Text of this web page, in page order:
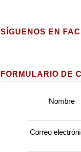
SÍGUENOS EN
FORMULARIO DE
Nombre
Correo